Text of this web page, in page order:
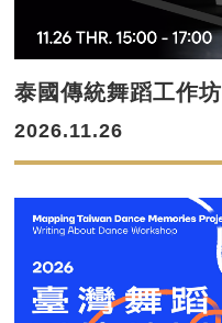
泰國傳統舞蹈工作坊
2026.11.26